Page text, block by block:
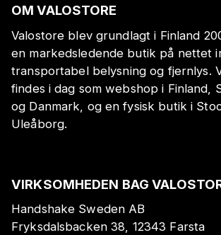
OM VALOSTORE
Valostore blev grundlagt i Finland
en markedsledende butik på nettet
transportabel belysning og fjernlys.
findes i dag som webshop i Finland,
og Danmark, og en fysisk butik i
Uleåborg.
VIRKSOMHEDEN BAG
Handshake Sweden AB
Fryksdalsbacken 38, 12343 Farsta